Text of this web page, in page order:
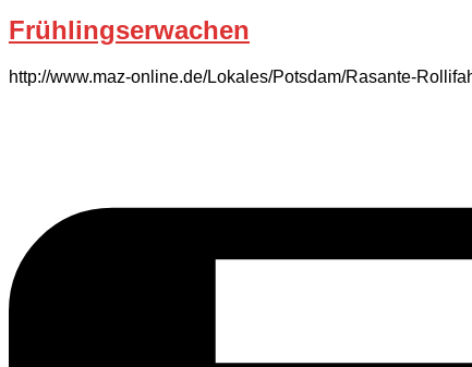
Frühlingserwachen
http://www.maz-online.de/Lokales/Potsdam/Rasante-